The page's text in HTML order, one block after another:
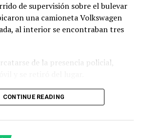
de supervisión sobre el bulevar
una camioneta Volkswagen
al interior se encontraban tres
de la presencia policial,
vehículo, los oficiales observaron a
de cerveza, por lo que le indicaron
una posible falta administrativa;
CONTINUE READING